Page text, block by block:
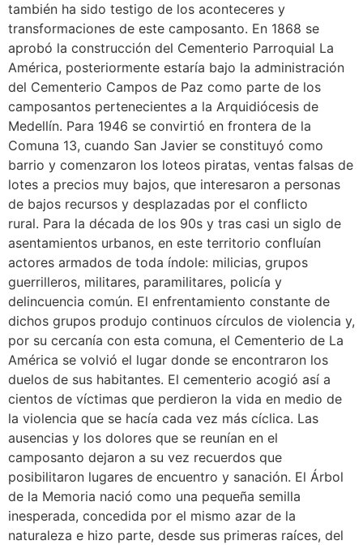
también ha sido testigo de los aconteceres y
transformaciones de este camposanto. En 1868 se
aprobó la construcción del Cementerio Parroquial La
América, posteriormente estaría bajo la administración
del Cementerio Campos de Paz como parte de los
camposantos pertenecientes a la Arquidiócesis de
Medellín. Para 1946 se convirtió en frontera de la
Comuna 13, cuando San Javier se constituyó como
barrio y comenzaron los loteos piratas, ventas falsas de
lotes a precios muy bajos, que interesaron a personas
de bajos recursos y desplazadas por el conflicto
rural. Para la década de los 90s y tras casi un siglo de
asentamientos urbanos, en este territorio confluían
actores armados de toda índole: milicias, grupos
guerrilleros, militares, paramilitares, policía y
delincuencia común. El enfrentamiento constante de
dichos grupos produjo continuos círculos de violencia y,
por su cercanía con esta comuna, el Cementerio de La
América se volvió el lugar donde se encontraron los
duelos de sus habitantes. El cementerio acogió así a
cientos de víctimas que perdieron la vida en medio de
la violencia que se hacía cada vez más cíclica. Las
ausencias y los dolores que se reunían en el
camposanto dejaron a su vez recuerdos que
posibilitaron lugares de encuentro y sanación. El Árbol
de la Memoria nació como una pequeña semilla
inesperada, concedida por el mismo azar de la
naturaleza e hizo parte, desde sus primeras raíces, del